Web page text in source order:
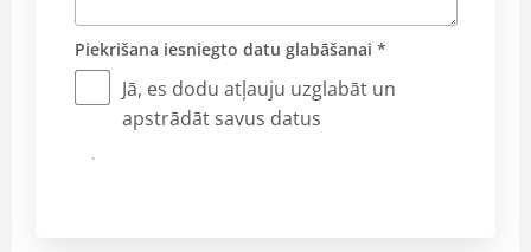
Piekrišana iesniegto datu glabāšanai *
Jā, es dodu atļauju uzglabāt un
apstrādāt savus datus
Iesniegt